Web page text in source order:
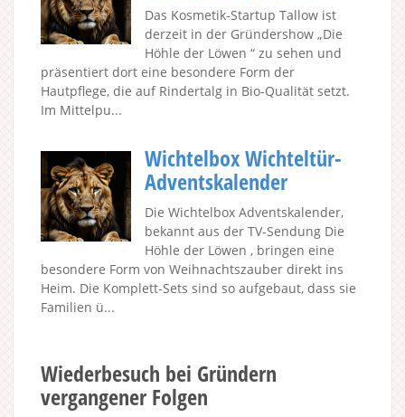
Das Kosmetik-Startup Tallow ist
derzeit in der Gründershow „Die
Höhle der Löwen “ zu sehen und
präsentiert dort eine besondere Form der
Hautpflege, die auf Rindertalg in Bio-Qualität setzt.
Im Mittelpu...
Wichtelbox Wichteltür-
Adventskalender
Die Wichtelbox Adventskalender,
bekannt aus der TV-Sendung Die
Höhle der Löwen , bringen eine
besondere Form von Weihnachtszauber direkt ins
Heim. Die Komplett-Sets sind so aufgebaut, dass sie
Familien ü...
Wiederbesuch bei Gründern
vergangener Folgen